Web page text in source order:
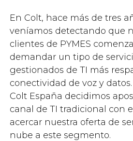
En Colt, hace más de tres
veníamos detectando que
clientes de PYMES
demandar un tipo de
gestionados de TI más
conectividad de voz y
Colt España decidimos
canal de TI tradicional con
acercar nuestra oferta de
nube a este segmento.